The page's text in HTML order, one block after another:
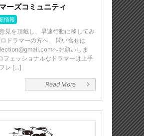
ーズコミュニティ
情報
見を頂戴し、早速行動に移してみ
ドラマーの方へ。 問い合せは
へお願いしま
ェッショナルなドラマーは上手
レ […]
Read More